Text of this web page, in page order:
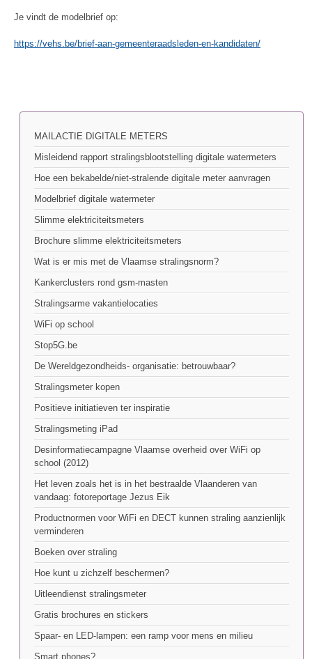
Je vindt de modelbrief op:
https://vehs.be/brief-aan-gemeenteraadsleden-en-kandidaten/
MAILACTIE DIGITALE METERS
Misleidend rapport stralingsblootstelling digitale watermeters
Hoe een bekabelde/niet-stralende digitale meter aanvragen
Modelbrief digitale watermeter
Slimme elektriciteitsmeters
Brochure slimme elektriciteitsmeters
Wat is er mis met de Vlaamse stralingsnorm?
Kankerclusters rond gsm-masten
Stralingsarme vakantielocaties
WiFi op school
Stop5G.be
De Wereldgezondheids- organisatie: betrouwbaar?
Stralingsmeter kopen
Positieve initiatieven ter inspiratie
Stralingsmeting iPad
Desinformatiecampagne Vlaamse overheid over WiFi op
school (2012)
Het leven zoals het is in het bestraalde Vlaanderen van
vandaag: fotoreportage Jezus Eik
Productnormen voor WiFi en DECT kunnen straling aanzienlijk
verminderen
Boeken over straling
Hoe kunt u zichzelf beschermen?
Uitleendienst stralingsmeter
Gratis brochures en stickers
Spaar- en LED-lampen: een ramp voor mens en milieu
Smart phones?